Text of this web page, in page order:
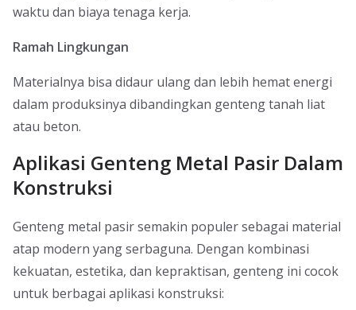
waktu dan biaya tenaga kerja.
Ramah Lingkungan
Materialnya bisa didaur ulang dan lebih hemat energi
dalam produksinya dibandingkan genteng tanah liat
atau beton.
Aplikasi Genteng Metal Pasir Dalam
Konstruksi
Genteng metal pasir semakin populer sebagai material
atap modern yang serbaguna. Dengan kombinasi
kekuatan, estetika, dan kepraktisan, genteng ini cocok
untuk berbagai aplikasi konstruksi: